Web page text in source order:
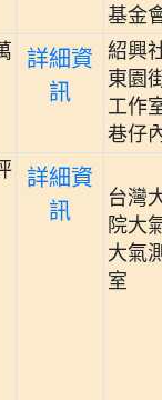
基金
詳細資
訊
紹興
東園
工作
巷仔
詳細資
訊
台灣
院大
大氣
室